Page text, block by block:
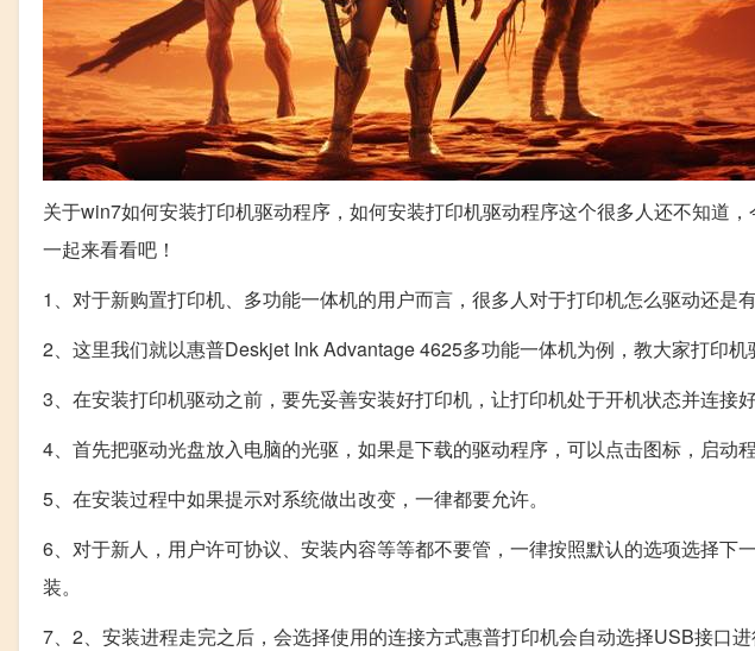
关于win7如何安装打印机驱动程序，如何安装打印机驱动程序这个很多人还不知道
一起来看看吧！
1、对于新购置打印机、多功能一体机的用户而言，很多人对于打印机怎么驱动还是有
2、这里我们就以惠普Deskjet Ink Advantage 4625多功能一体机为例，教大家打印机
3、在安装打印机驱动之前，要先妥善安装好打印机，让打印机处于开机状态并连接好
4、首先把驱动光盘放入电脑的光驱，如果是下载的驱动程序，可以点击图标，启动程
5、在安装过程中如果提示对系统做出改变，一律都要允许。
6、对于新人，用户许可协议、安装内容等等都不要管，一律按照默认的选项选择下
装。
7、2、安装进程走完之后，会选择使用的连接方式惠普打印机会自动选择USB接口